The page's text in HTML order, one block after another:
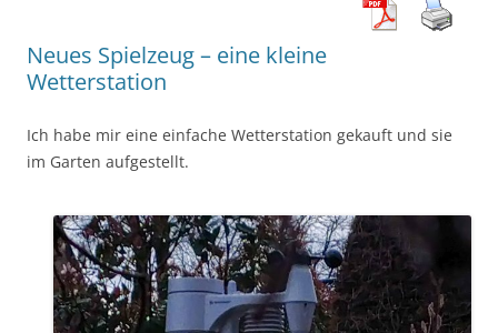
Neues Spielzeug – eine kleine
Wetterstation
Ich habe mir eine einfache Wetterstation gekauft und sie
im Garten aufgestellt.